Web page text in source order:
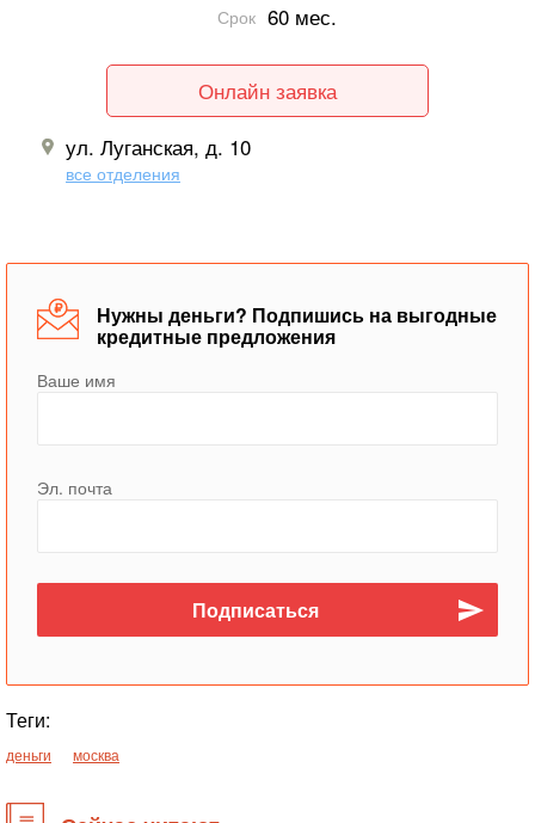
Срок 60 мес.
Онлайн заявка
ул. Луганская, д. 10
все отделения
Нужны деньги? Подпишись на выгодные
кредитные предложения
Ваше имя
Эл. почта
Теги:
деньги москва